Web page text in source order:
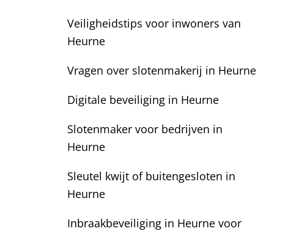
Veiligheidstips voor inwoners van
Heurne
Vragen over slotenmakerij in Heurne
Digitale beveiliging in Heurne
Slotenmaker voor bedrijven in
Heurne
Sleutel kwijt of buitengesloten in
Heurne
Inbraakbeveiliging in Heurne voor